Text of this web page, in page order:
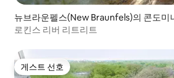
뉴브라운펠스(New Braunfels)의 콘도미
로킨스 리버 리트리트
게스트 선호
게스트 선호